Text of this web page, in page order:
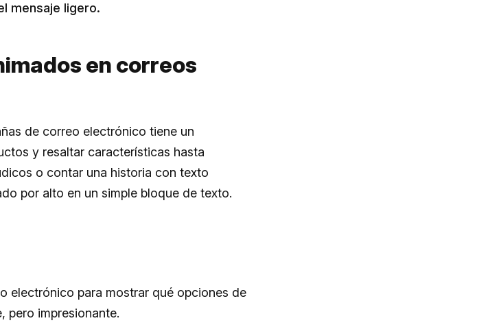
mensaje ligero.
en correos
de correo electrónico tiene un
y resaltar características hasta
o contar una historia con texto
por alto en un simple bloque de texto.
electrónico para mostrar qué opciones de
pero impresionante.